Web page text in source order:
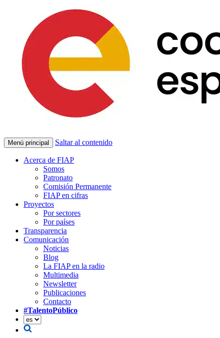
Menú principal Saltar al contenido
Acerca de FIAP
Somos
Patronato
Comisión Permanente
FIAP en cifras
Proyectos
Por sectores
Por países
Transparencia
Comunicación
Noticias
Blog
La FIAP en la radio
Multimedia
Newsletter
Publicaciones
Contacto
#TalentoPúblico